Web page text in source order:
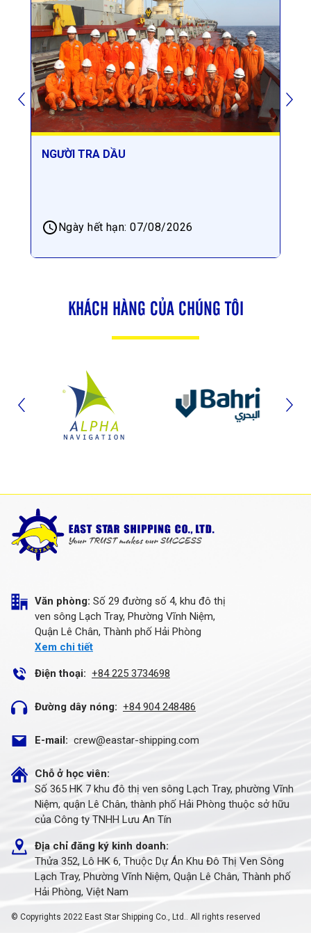
NGƯỜI TRA DẦU
Ngày hết hạn:07/08/2026
KHÁCH HÀNG CỦA CHÚNG TÔI
Văn phòng: Số 29 đường số 4, khu đô thị
ven sông Lạch Tray, Phường Vĩnh Niệm,
Quận Lê Chân, Thành phố Hải Phòng
Xem chi tiết
Điện thoại: +84 225 3734698
Đường dây nóng: +84 904 248486
E-mail: crew@eastar-shipping.com
Chỗ ở học viên:
Số 365 HK 7 khu đô thị ven sông Lạch Tray, phường Vĩnh
Niệm, quận Lê Chân, thành phố Hải Phòng thuộc sở hữu
của Công ty TNHH Lưu An Tín
Địa chỉ đăng ký kinh doanh:
Thửa 352, Lô HK 6, Thuộc Dự Án Khu Đô Thị Ven Sông
Lạch Tray, Phường Vĩnh Niệm, Quận Lê Chân, Thành phố
Hải Phòng, Việt Nam
© Copyrights 2022 East Star Shipping Co., Ltd.. All rights reserved